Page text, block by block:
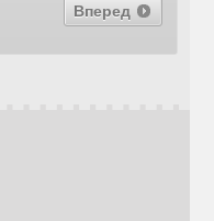
Вперед